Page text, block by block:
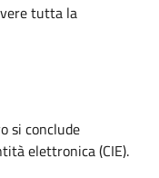
tutta la
si conclude
elettronica (CIE).